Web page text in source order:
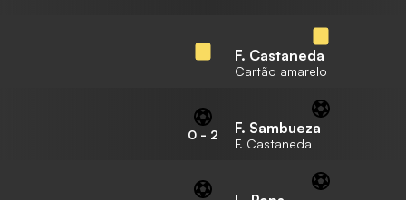
F. Castaneda
Cartão amarelo
0 - 2 F. Sambueza
F. Castaneda